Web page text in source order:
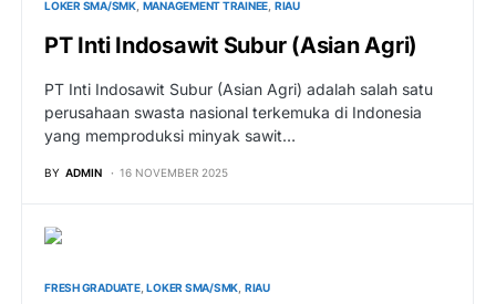
LOKER SMA/SMK MANAGEMENT TRAINEE RIAU
PT Inti Indosawit Subur (Asian Agri)
PT Inti Indosawit Subur (Asian Agri) adalah salah satu
perusahaan swasta nasional terkemuka di Indonesia
yang memproduksi minyak sawit…
BY ADMIN 16 NOVEMBER 2025
FRESH GRADUATE LOKER SMA/SMK RIAU